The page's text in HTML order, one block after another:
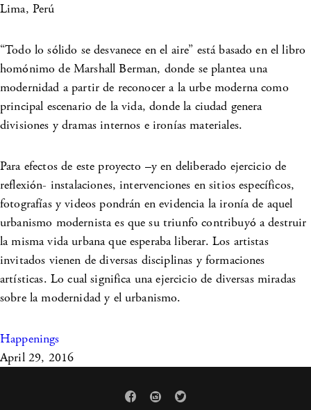
Lima, Perú
“Todo lo sólido se desvanece en el aire” está basado en el libro
homónimo de Marshall Berman, donde se plantea una
modernidad a partir de reconocer a la urbe moderna como
principal escenario de la vida, donde la ciudad genera
divisiones y dramas internos e ironías materiales.
Para efectos de este proyecto –y en deliberado ejercicio de
reflexión- instalaciones, intervenciones en sitios específicos,
fotografías y videos pondrán en evidencia la ironía de aquel
urbanismo modernista es que su triunfo contribuyó a destruir
la misma vida urbana que esperaba liberar. Los artistas
invitados vienen de diversas disciplinas y formaciones
artísticas. Lo cual significa una ejercicio de diversas miradas
sobre la modernidad y el urbanismo.
Happenings
April 29, 2016
  